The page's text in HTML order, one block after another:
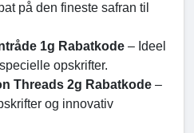
på den fineste safran til
1g Rabatkode – Ideel
opskrifter.
Threads 2g Rabatkode –
og innovativ